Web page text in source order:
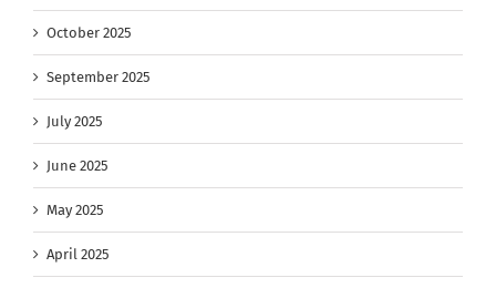
October 2025
September 2025
July 2025
June 2025
May 2025
April 2025